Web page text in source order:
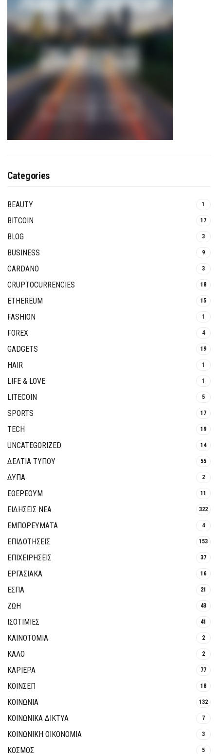
Categories
BEAUTY 1
BITCOIN 17
BLOG 3
BUSINESS 9
CARDANO 3
CRUPTOCURRENCIES 18
ETHEREUM 15
FASHION 1
FOREX 4
GADGETS 19
HAIR 1
LIFE & LOVE 1
LITECOIN 5
SPORTS 17
TECH 19
UNCATEGORIZED 14
ΔΕΛΤΙΑ ΤΥΠΟΥ 55
ΔΥΠΑ 2
ΕΘΈΡΕΟΥΜ 11
ΕΙΔΗΣΕΙΣ ΝΕΑ 322
ΕΜΠΟΡΕΥΜΑΤΑ 4
ΕΠΙΔΟΤΗΣΕΙΣ 153
ΕΠΙΧΕΙΡΗΣΕΙΣ 37
ΕΡΓΑΣΙΑΚΑ 16
ΕΣΠΑ 21
ΖΩΗ 43
ΙΣΟΤΙΜΙΕΣ 41
ΚΑΙΝΟΤΟΜΊΑ 2
ΚΑΛΟ 2
ΚΑΡΙΕΡΑ 77
ΚΟΙΝΣΕΠ 18
ΚΟΙΝΩΝΙΑ 132
ΚΟΙΝΩΝΙΚΆ ΔΊΚΤΥΑ 7
ΚΟΙΝΩΝΙΚΉ ΟΙΚΟΝΟΜΊΑ 3
ΚΟΣΜΟΣ 5